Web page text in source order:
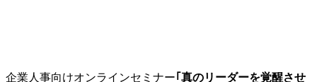
企業人事向けオンラインセミナー｢真のリーダーを覚醒させ